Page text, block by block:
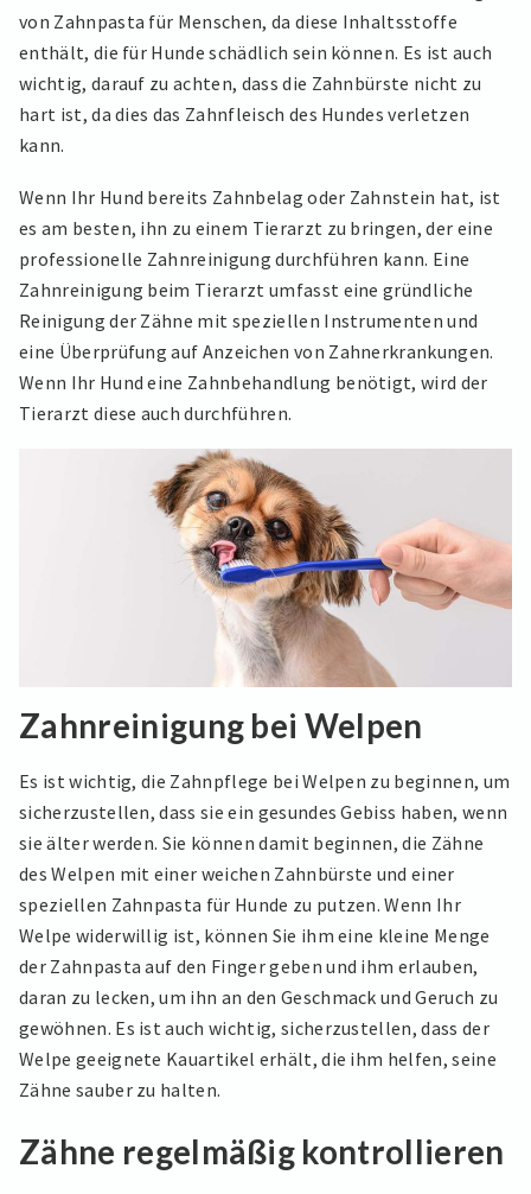
von Zahnpasta für Menschen, da diese Inhaltsstoffe
enthält, die für Hunde schädlich sein können. Es ist auch
wichtig, darauf zu achten, dass die Zahnbürste nicht zu
hart ist, da dies das Zahnfleisch des Hundes verletzen
kann.
Wenn Ihr Hund bereits Zahnbelag oder Zahnstein hat, ist
es am besten, ihn zu einem Tierarzt zu bringen, der eine
professionelle Zahnreinigung durchführen kann. Eine
Zahnreinigung beim Tierarzt umfasst eine gründliche
Reinigung der Zähne mit speziellen Instrumenten und
eine Überprüfung auf Anzeichen von Zahnerkrankungen.
Wenn Ihr Hund eine Zahnbehandlung benötigt, wird der
Tierarzt diese auch durchführen.
Zahnreinigung bei Welpen
Es ist wichtig, die Zahnpflege bei Welpen zu beginnen, um
sicherzustellen, dass sie ein gesundes Gebiss haben, wenn
sie älter werden. Sie können damit beginnen, die Zähne
des Welpen mit einer weichen Zahnbürste und einer
speziellen Zahnpasta für Hunde zu putzen. Wenn Ihr
Welpe widerwillig ist, können Sie ihm eine kleine Menge
der Zahnpasta auf den Finger geben und ihm erlauben,
daran zu lecken, um ihn an den Geschmack und Geruch zu
gewöhnen. Es ist auch wichtig, sicherzustellen, dass der
Welpe geeignete Kauartikel erhält, die ihm helfen, seine
Zähne sauber zu halten.
Zähne regelmäßig kontrollieren